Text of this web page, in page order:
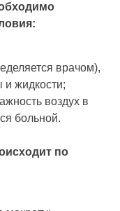
врачом),
и жидкости;
воздух в
больной.
по